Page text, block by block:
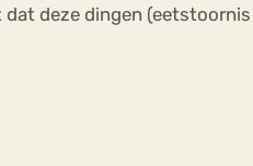
deze dingen (eetstoornis